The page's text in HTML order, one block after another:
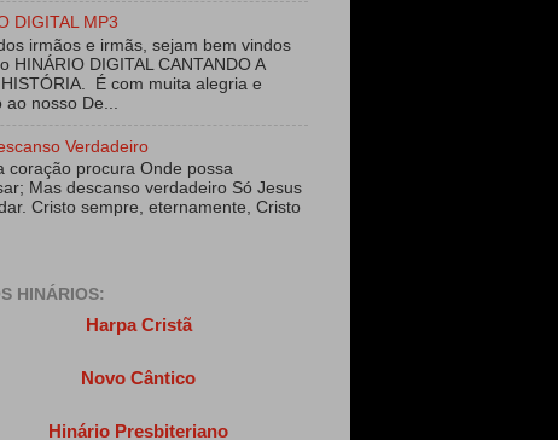
DIGITAL MP3
irmãos e irmãs, sejam bem vindos
HINÁRIO DIGITAL CANTANDO A
HISTÓRIA. É com muita alegria e
nosso De...
Verdadeiro
coração procura Onde possa
Mas descanso verdadeiro Só Jesus
Cristo sempre, eternamente, Cristo
HINÁRIOS:
Harpa Cristã
Novo Cântico
Hinário Presbiteriano